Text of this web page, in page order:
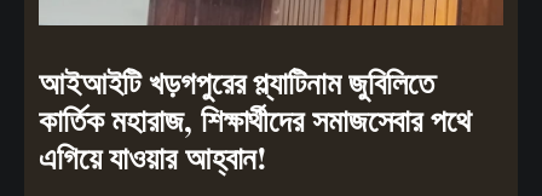
আইআইটি খড়গপুরের প্ল্যাটিনাম জুবিলিতে
কার্তিক মহারাজ, শিক্ষার্থীদের সমাজসেবার পথে
এগিয়ে যাওয়ার আহ্বান!